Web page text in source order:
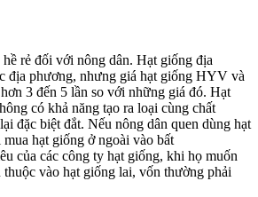
rẻ đối với nông dân. Hạt giống địa
địa phương, nhưng giá hạt giống HYV và
3 đến 5 lần so với những giá đó. Hạt
có khả năng tạo ra loại cùng chất
đặc biệt đắt. Nếu nông dân quen dùng hạt
hạt giống ở ngoài vào bất
của các công ty hạt giống, khi họ muốn
vào hạt giống lai, vốn thường phải